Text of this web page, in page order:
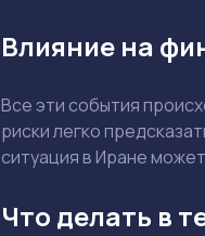
Влияние на
Все эти события
риски легко
ситуация в Иране
Что делать в